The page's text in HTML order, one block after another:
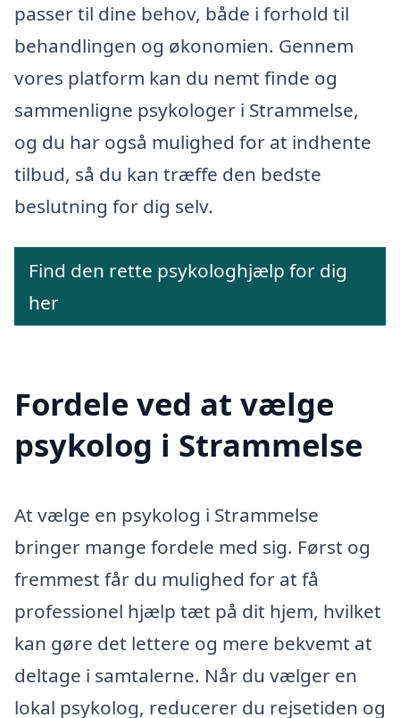
passer til dine behov, både i forhold til
behandlingen og økonomien. Gennem
vores platform kan du nemt finde og
sammenligne psykologer i Strammelse,
og du har også mulighed for at indhente
tilbud, så du kan træffe den bedste
beslutning for dig selv.
Find den rette psykologhjælp for dig
her
Fordele ved at vælge
psykolog i Strammelse
At vælge en psykolog i Strammelse
bringer mange fordele med sig. Først og
fremmest får du mulighed for at få
professionel hjælp tæt på dit hjem, hvilket
kan gøre det lettere og mere bekvemt at
deltage i samtalerne. Når du vælger en
lokal psykolog, reducerer du rejsetiden og